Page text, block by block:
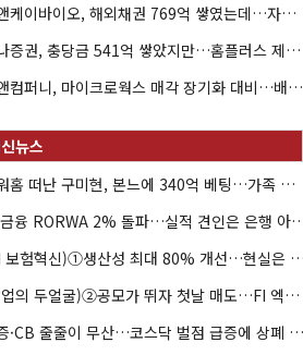
엘앤케이바이오, 해외채권 769억 쌓였는데…자회사 4곳 자본잠식
하나증권, 충당금 541억 쌓았지만…홈플러스 제재는 추가 비용 불씨
한앤컴퍼니, 마이크로웍스 매각 장기화 대비…배당 회수판 깔았다
아워홈 떠난 구미현, 본느에 340억 베팅…가족 지배체제 구축
JB금융 RORWA 2% 돌파…실
(AI 보험혁신)①생산성 최대 80%
(락업의 두얼굴)②공모가 뛰자 첫날 매도…FI 엑시트 전략 갈렸다
유증·CB 줄줄이 무산…코스닥 벌점 급증에 상폐 압박